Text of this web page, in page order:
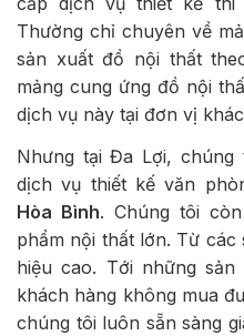
Thường chỉ chuyên về
sản xuất đồ nội thất
mảng cung ứng đồ nội
dịch vụ này tại đơn vị
Nhưng tại Đa Lợi,
dịch vụ thiết kế văn
Hòa Bình. Chúng tôi
phẩm nội thất lớn. Từ các
hiệu cao. Tới những
khách hàng không mua
chúng tôi luôn sẵn sàng